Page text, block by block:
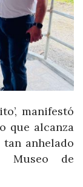
manifestó
que alcanza
anhelado
Museo de